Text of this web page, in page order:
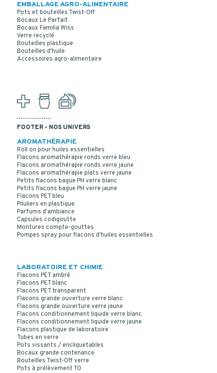
EMBALLAGE AGRO-ALIMENTAIRE
Pots et bouteilles Twist-Off
Bocaux Le Parfait
Bocaux Familia Wiss
Verre recyclé
Bouteilles plastique
Bouteilles d'huile
Accessoires agro-alimentaire
FOOTER - NOS UNIVERS
AROMATHÉRAPIE
Roll on pour huiles essentielles
Flacons aromathérapie ronds verre bleu
Flacons aromathérapie ronds verre jaune
Flacons aromathérapie plats verre jaune
Petits flacons bague PH verre blanc
Petits flacons bague PH verre jaune
Flacons PET bleu
Piluliers en plastique
Parfums d'ambiance
Capsules codigoutte
Montures compte-gouttes
Pompes spray pour flacons d'huiles essentielles
LABORATOIRE ET CHIMIE
Flacons PET ambré
Flacons PET blanc
Flacons PET transparent
Flacons grande ouverture verre blanc
Flacons grande ouverture verre jaune
Flacons conditionnement liquide verre blanc
Flacons conditionnement liquide verre jaune
Flacons plastique de laboratoire
Tubes en verre
Pots vissants / encliquetables
Bocaux grande contenance
Bouteilles Twist-Off verre
Pots à prélèvement TO